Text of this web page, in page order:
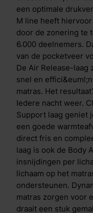
peil te houden en
Traagschuim
vermindert druk op
elastisch schuim
traditioneel schuim,
dezelfde
structuur van het
omdraaien en
lichaamsdelen,
blijft je
niet afgekneld. De
lichaamszone
drukverdeling en
maat. Dual action
gepatenteerde HeiQ
technologie. HeiQ
een 100%
allergenen van
een optimale
M line heeft
door de zonering te
6.000 deelnemers.
van de pocketveer
De Air Release-laag
snel en
matras. Het
Iedere nacht weer.
Support laag geniet
een goede
direct fris en
laag is ook de Body
insnijdingen per
lichaam op het
ondersteunen.
matras zorgen voor
draait een stuk